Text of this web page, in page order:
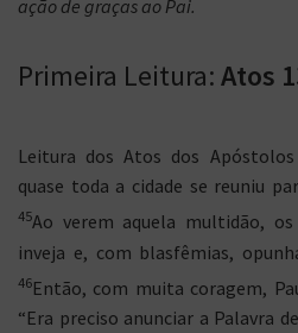
ação de graças ao Pai.
Primeira Leitura:Atos
Leitura dos Atos dos
quase toda a cidade se reuniu
45Ao verem aquela multidão,
inveja e, com blasfêmias,
46Então, com muita coragem,
“Era preciso anunciar a Palavra